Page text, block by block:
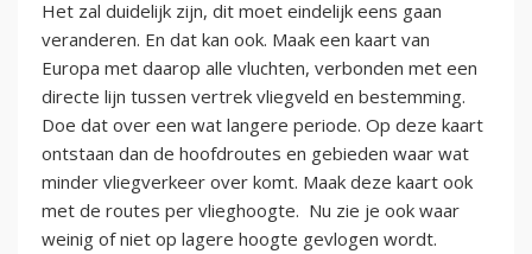
Het zal duidelijk zijn, dit moet eindelijk eens gaan
veranderen. En dat kan ook. Maak een kaart van
Europa met daarop alle vluchten, verbonden met een
directe lijn tussen vertrek vliegveld en bestemming.
Doe dat over een wat langere periode. Op deze kaart
ontstaan dan de hoofdroutes en gebieden waar wat
minder vliegverkeer over komt. Maak deze kaart ook
met de routes per vlieghoogte. Nu zie je ook waar
weinig of niet op lagere hoogte gevlogen wordt.